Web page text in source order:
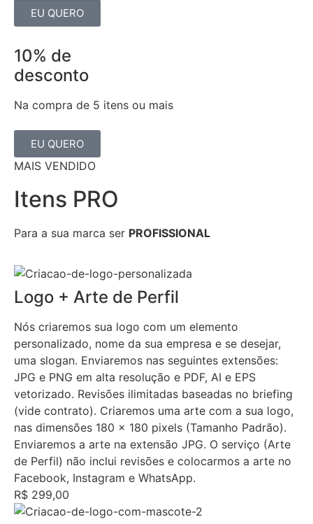
EU QUERO
10% de
desconto
Na compra de 5 itens ou mais
EU QUERO
MAIS VENDIDO
Itens PRO
Para a sua marca ser PROFISSIONAL
Logo + Arte de Perfil
Nós criaremos sua logo com um elemento
personalizado, nome da sua empresa e se desejar,
uma slogan. Enviaremos nas seguintes extensões:
JPG e PNG em alta resolução e PDF, AI e EPS
vetorizado. Revisões ilimitadas baseadas no briefing
(vide contrato). Criaremos uma arte com a sua logo,
nas dimensões 180 x 180 pixels (Tamanho Padrão).
Enviaremos a arte na extensão JPG. O serviço (Arte
de Perfil) não inclui revisões e colocarmos a arte no
Facebook, Instagram e WhatsApp.
R$ 299,00